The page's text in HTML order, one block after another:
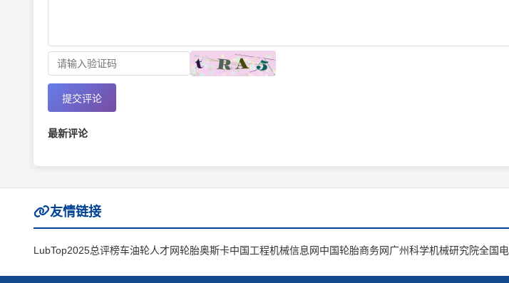
提交评论
最新评论
友情链接
LubTop2025总评榜车油轮人才网轮胎奥斯卡中国工程机械信息网中国轮胎商务网广州科学机械研究院全国